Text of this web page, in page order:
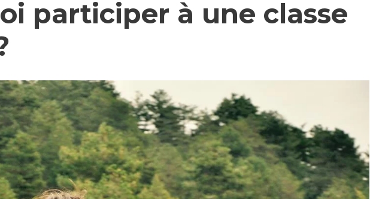
participer à une classe